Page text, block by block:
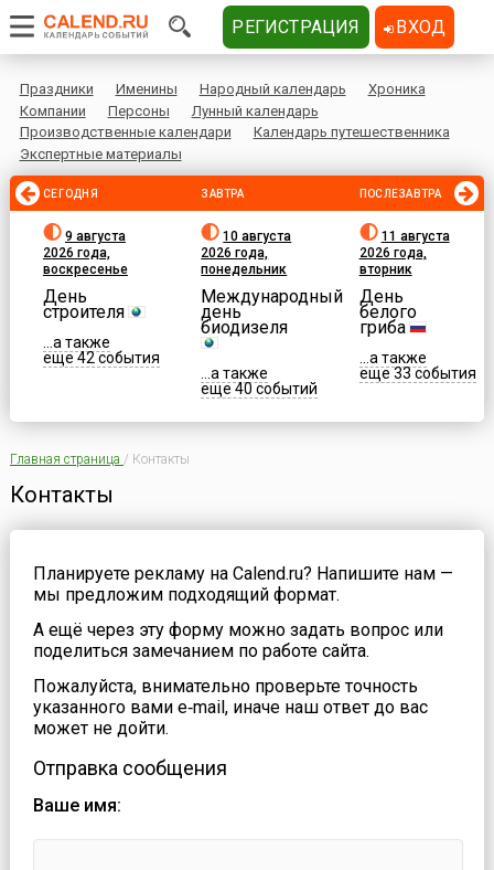
Праздники Именины Народный календарь
Хроника
Компании
Персоны
Лунный календарь
Производственные календари
Календарь путешественника
Экспертные материалы
СЕГОДНЯ
9 августа
2026 года,
воскресенье
День
строителя
...а также
еще 42 события
ЗАВТРА
10 августа
2026 года,
понедельник
Международный
день
биодизеля
...а также
еще 40 событий
ПОСЛЕЗАВТРА
11 августа
2026 года,
вторник
День
белого
гриба
...а также
еще 33 события
Главная страница / Контакты
Контакты
Планируете рекламу на Calend.ru? Напишите нам —
мы предложим подходящий формат.
А ещё через эту форму можно задать вопрос или
поделиться замечанием по работе сайта.
Пожалуйста, внимательно проверьте точность
указанного вами e‑mail, иначе наш ответ до вас
может не дойти.
Отправка сообщения
Ваше имя:
РЕГИСТРАЦИЯ ВХОД